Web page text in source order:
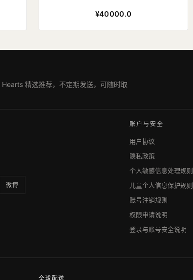
¥40000.0
精选推荐，不定期发送，可随时取
微博
账户与安全
用户协议
隐私政策
个人敏感信息处理规则
儿童个人信息保护规则
账号注销规则
权限申请说明
登录与账号安全说明
全球配送